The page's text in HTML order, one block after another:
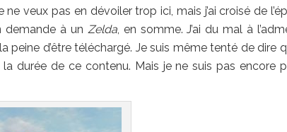
veux pas en dévoiler trop ici, mais j’ai croisé de
demande à un Zelda, en somme. J’ai du mal à
peine d’être téléchargé. Je suis même tenté de dire
durée de ce contenu. Mais je ne suis pas encore